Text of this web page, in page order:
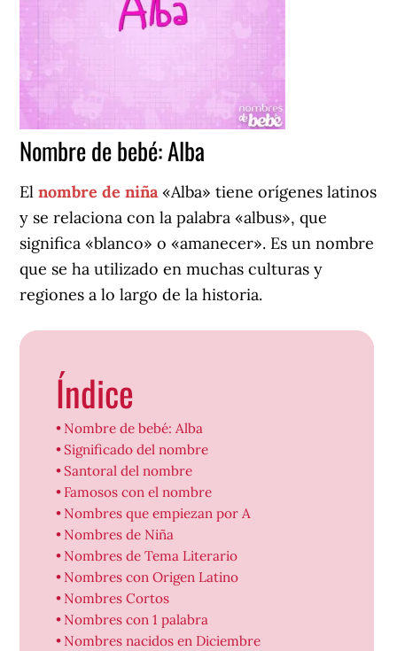
Nombre de bebé: Alba
Elnombre de niña«Alba» tiene orígenes latinos
y se relaciona con la palabra «albus», que
significa «blanco» o «amanecer». Es un nombre
que se ha utilizado en muchas culturas y
regiones a lo largo de la historia.
Índice
Nombre de bebé: Alba
Significado del nombre
Santoral del nombre
Famosos con el nombre
Nombres que empiezan por A
Nombres de Niña
Nombres de Tema Literario
Nombres con Origen Latino
Nombres Cortos
Nombres con 1 palabra
Nombres nacidos en Diciembre